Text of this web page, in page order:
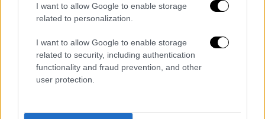
I want to allow Google to enable storage
related to personalization.
I want to allow Google to enable storage
related to security, including authentication
functionality and fraud prevention, and other
user protection.
Οι επιχειρήσεις αντιποίνων που διεξάγουν
έχουν στοιχίσει τη ζωή σε τουλάχιστον
40.738 ανθρώπους, σύμφωνα με το
πουργείο ΥγείαςτηςΧαμάς , έχουν
προκαλέσει ανθρωπιστική και υγειονομική
τον πληθυσμό 2,4 εκατομμυρίων κατοίκων